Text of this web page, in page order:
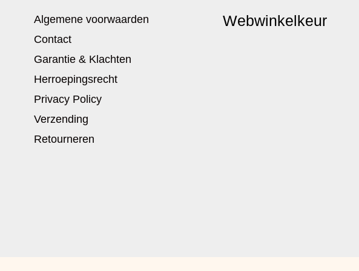
Algemene voorwaarden
Contact
Garantie & Klachten
Herroepingsrecht
Privacy Policy
Verzending
Retourneren
Webwinkelkeur